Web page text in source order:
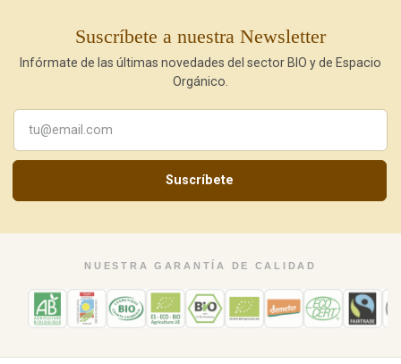
Suscríbete a nuestra Newsletter
Infórmate de las últimas novedades del sector BIO y de Espacio
Orgánico.
Suscríbete
NUESTRA GARANTÍA DE CALIDAD